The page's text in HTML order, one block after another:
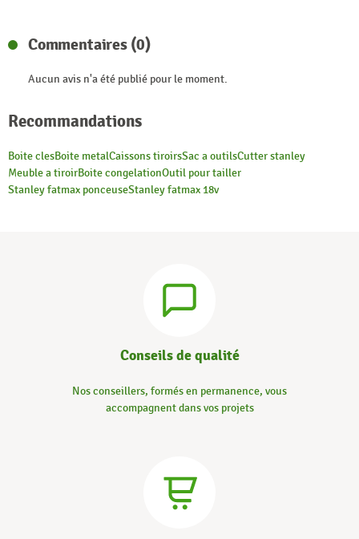
Commentaires (0)
Aucun avis n'a été publié pour le moment.
Recommandations
Boite clesBoite metalCaissons tiroirsSac a outilsCutter stanley
Meuble a tiroirBoite congelationOutil pour tailler
Stanley fatmax ponceuseStanley fatmax 18v
Conseils de qualité
Nos conseillers, formés en permanence, vous
accompagnent dans vos projets